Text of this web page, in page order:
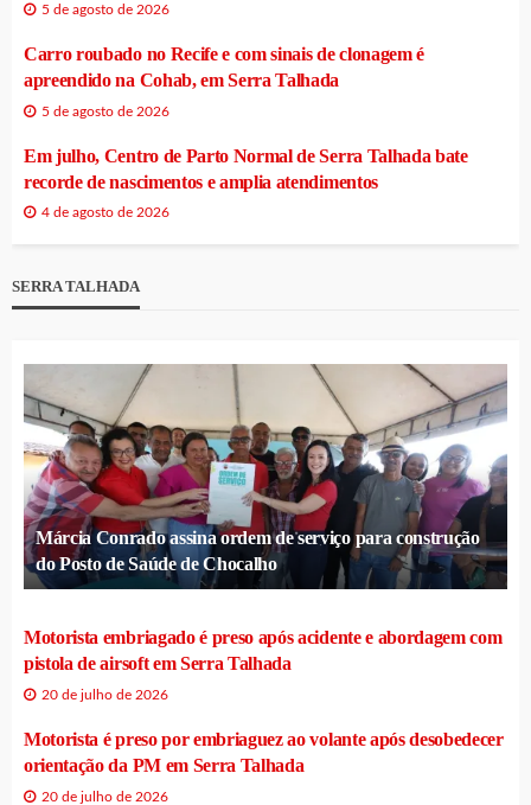
5 de agosto de 2026
Carro roubado no Recife e com sinais de clonagem é
apreendido na Cohab, em Serra Talhada
5 de agosto de 2026
Em julho, Centro de Parto Normal de Serra Talhada bate
recorde de nascimentos e amplia atendimentos
4 de agosto de 2026
SERRA TALHADA
Márcia Conrado assina ordem de serviço para construção
do Posto de Saúde de Chocalho
Motorista embriagado é preso após acidente e abordagem com
pistola de airsoft em Serra Talhada
20 de julho de 2026
Motorista é preso por embriaguez ao volante após desobedecer
orientação da PM em Serra Talhada
20 de julho de 2026